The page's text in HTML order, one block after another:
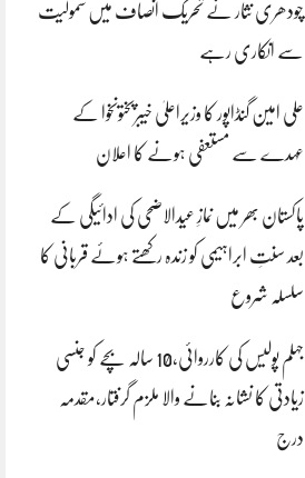
چودھری نثار نے تحریک انصاف میں شمولیت
سے انکاری رہے
علی امین گنڈاپور کا وزیراعلیٰ خیبرپختونخوا کے
عہدے سے مستعفی ہونے کا اعلان
پاکستان بھر میں نمازِ عیدالاضحی کی ادائیگی کے
بعد سنتِ ابراہیمی کو زندہ رکھتے ہوئے قربانی کا
سلسلہ شروع
جہلم پولیس کی کارروائی،10 سالہ بچے کو جنسی
زیادتی کا نشانہ بنانے والا ملزم گرفتار،مقدمہ
درج